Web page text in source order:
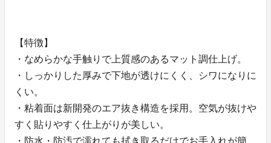
【特徴】
・なめらかな手触りで上質感のあるマット調仕上げ。
・しっかりした厚みで下地が透けにくく、シワになりに
くい。
・粘着面は新開発のエア抜き構造を採用。空気が抜けや
すく貼りやすく仕上がりが美しい。